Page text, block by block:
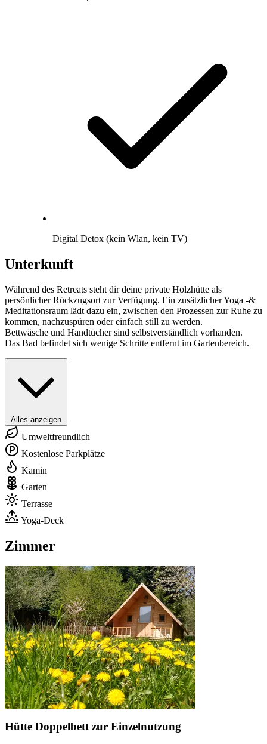
Digital Detox (kein Wlan, kein TV)
Unterkunft
Während des Retreats steht dir deine private Holzhütte als
persönlicher Rückzugsort zur Verfügung. Ein zusätzlicher Yoga -&
Meditationsraum lädt dazu ein, zwischen den Prozessen zur Ruhe zu
kommen, nachzuspüren oder einfach still zu werden.
Bettwäsche und Handtücher sind selbstverständlich vorhanden.
Das Bad befindet sich wenige Schritte entfernt im Gartenbereich.
Alles anzeigen
Umweltfreundlich
Kostenlose Parkplätze
Kamin
Garten
Terrasse
Yoga-Deck
Zimmer
Hütte Doppelbett zur Einzelnutzung